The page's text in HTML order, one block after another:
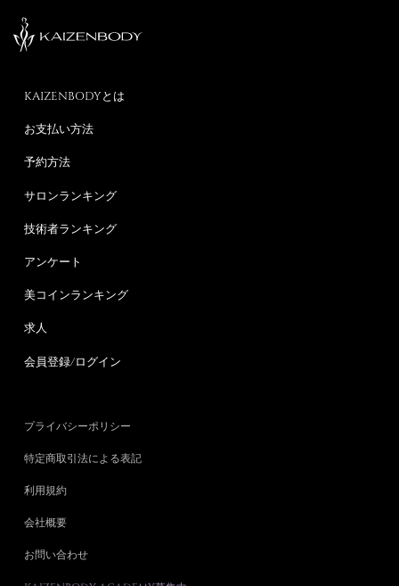
KAIZENBODYとは
お支払い方法
予約方法
サロンランキング
技術者ランキング
アンケート
美コインランキング
求人
会員登録/ログイン
プライバシーポリシー
特定商取引法による表記
利用規約
会社概要
お問い合わせ